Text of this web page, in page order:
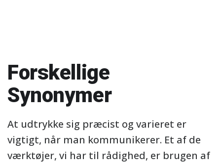
Forskellige
Synonymer
At udtrykke sig præcist og varieret er
vigtigt, når man kommunikerer. Et af de
værktøjer, vi har til rådighed, er brugen af